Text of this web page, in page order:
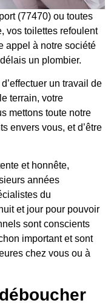
(77470) ou toutes
vos toilettes refoulent
appel à notre société
un plombier.
un travail de
terrain, votre
mettons toute notre
envers vous, et d’être
et honnête,
années
du
et jour pour pouvoir
sont conscients
important et sont
chez vous ou à